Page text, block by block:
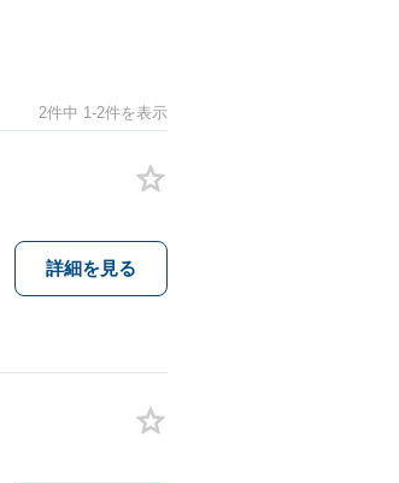
2件中 1-2件を表示
詳細を見る